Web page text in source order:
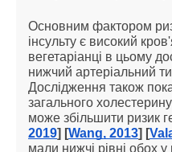
Основним фактором
інсульту є високий
вегетаріанці в цьому
нижчий артеріальний
Дослідження також
загального
може збільшити ризик
2019] [Wang, 2013] [
мали нижчі рівні обох